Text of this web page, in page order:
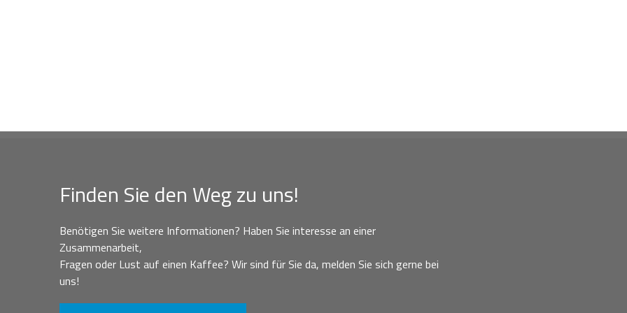
Finden Sie den Weg zu uns!
Benötigen Sie weitere Informationen? Haben Sie interesse an einer
Zusammenarbeit,
Fragen oder Lust auf einen Kaffee? Wir sind für Sie da, melden Sie sich gerne bei
uns!